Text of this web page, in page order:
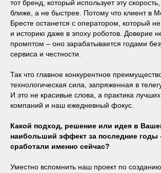
тот бренд, который использует эту
ближе, а не быстрее. Потому что клиент в
Бресте останется с оператором, который
и историю даже в эпоху роботов. Доверие
промптом – оно зарабатывается годами
сервиса и честности.
Так что главное конкурентное
технологическая сила, запряженная в
И это не красивые слова, а практика
компаний и наш ежедневный фокус.
Какой подход, решение или идея в
наибольший эффект за последние годы
сработали именно сейчас?
Уместно вспомнить наш проект по